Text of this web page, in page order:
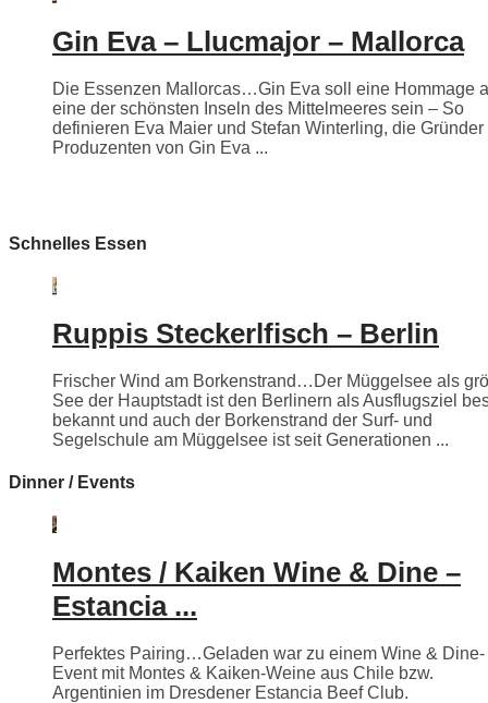
Gin Eva – Llucmajor – Mallorca
Die Essenzen Mallorcas…Gin Eva soll eine Hommage
eine der schönsten Inseln des Mittelmeeres sein – So
definieren Eva Maier und Stefan Winterling, die Gründer
Produzenten von Gin Eva ...
Schnelles Essen
Ruppis Steckerlfisch – Berlin
Frischer Wind am Borkenstrand…Der Müggelsee als
See der Hauptstadt ist den Berlinern als Ausflugsziel
bekannt und auch der Borkenstrand der Surf- und
Segelschule am Müggelsee ist seit Generationen ...
Dinner / Events
Montes / Kaiken Wine & Dine –
Estancia ...
Perfektes Pairing…Geladen war zu einem Wine & Dine-
Event mit Montes & Kaiken-Weine aus Chile bzw.
Argentinien im Dresdener Estancia Beef Club.